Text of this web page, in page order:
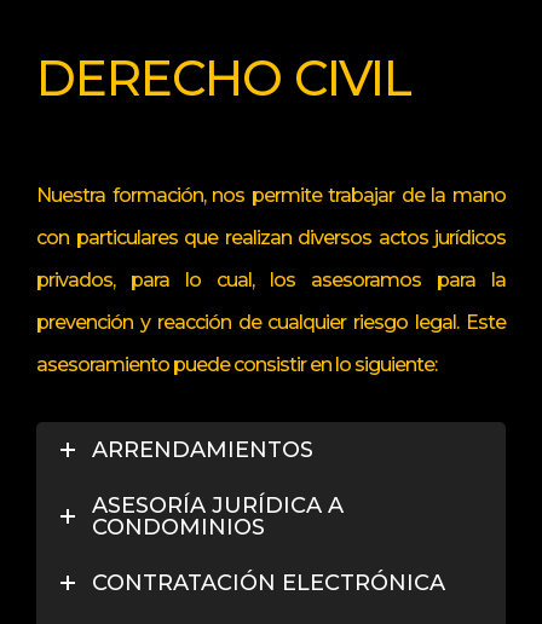
DERECHO CIVIL
Nuestra formación, nos permite trabajar de la mano
con particulares que realizan diversos actos jurídicos
privados, para lo cual, los asesoramos para la
prevención y reacción de cualquier riesgo legal. Este
asesoramiento puede consistir en lo siguiente:
ARRENDAMIENTOS
ASESORÍA JURÍDICA A
CONDOMINIOS
CONTRATACIÓN ELECTRÓNICA